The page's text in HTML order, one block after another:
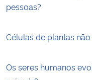
pessoas?
Células de plantas
Os seres humanos